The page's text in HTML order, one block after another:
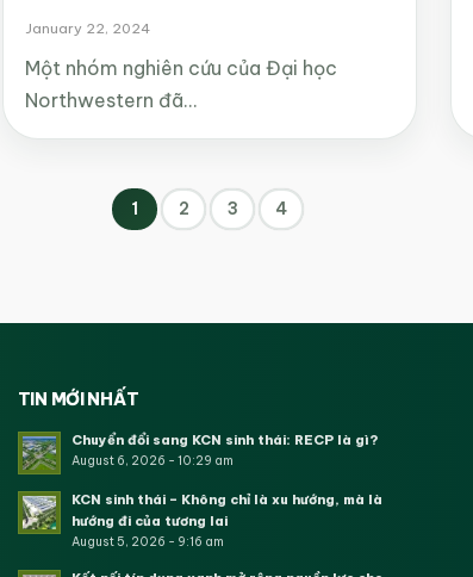
January 22, 2024
Một nhóm nghiên cứu của Đại học
Northwestern đã…
1 2 3 4
TIN MỚI NHẤT
Chuyển đổi sang KCN sinh thái: RECP là gì?
August 6, 2026 - 10:29 am
KCN sinh thái – Không chỉ là xu hướng, mà là
hướng đi của tương lai
August 5, 2026 - 9:16 am